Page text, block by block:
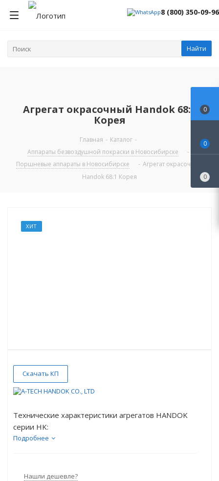
8 (800) 350-09-96
Найти
Агрегат окрасочный Handok 68:1
Корея
Главная - Каталог -
Аппараты безвоздушной покраски в Новосибирске
-
Поршневые аппараты в Новосибирске
- Агрегат окрасочный
Handok 68:1 Корея
ХИТ
Скачать КП
Технические характеристики агрегатов HANDOK
серии HK:
Handok 68
Рабочее давление 3-6,5 Бар
Подробнее
Нашли дешевле?
0
0
0